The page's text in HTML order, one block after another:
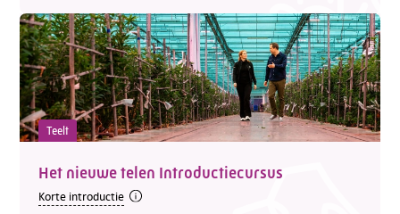
Teelt
Het nieuwe telen Introductiecursus
Korte introductie